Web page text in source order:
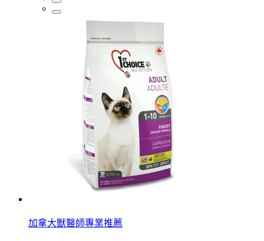
加拿大獸醫師專業推薦